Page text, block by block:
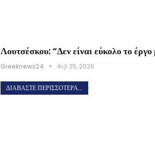
Λουτσέσκου: “Δεν είναι εύκολο το έργο
Greeknews24 Φεβ 25, 2026
ΔΙΑΒΆΣΤΕ ΠΕΡΙΣΣΌΤΕΡΑ...